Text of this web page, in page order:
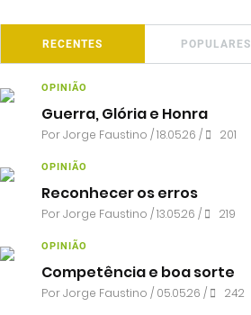
RECENTES POPULARES
OPINIÃO
Guerra, Glória e Honra
PorJorge Faustino / 18.05.26 / 201
OPINIÃO
Reconhecer os erros
PorJorge Faustino / 13.05.26 / 219
OPINIÃO
Competência e boa sorte
PorJorge Faustino / 05.05.26 / 242